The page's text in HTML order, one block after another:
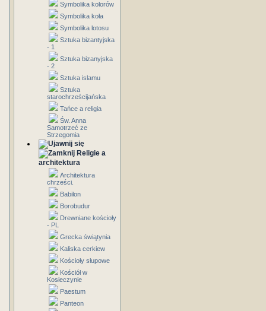
Symbolika kolorów
Symbolika koła
Symbolika lotosu
Sztuka bizantyjska
- 1
Sztuka bizanyjska
- 2
Sztuka islamu
Sztuka
starochrześcijańska
Tańce a religia
Św. Anna
Samotrzeć ze
Strzegomia
Religie a
architektura
Architektura
chrześci.
Babilon
Borobudur
Drewniane kościoły
- PL
Grecka świątynia
Kaliska cerkiew
Kościoły słupowe
Kościół w
Kosieczynie
Paestum
Panteon